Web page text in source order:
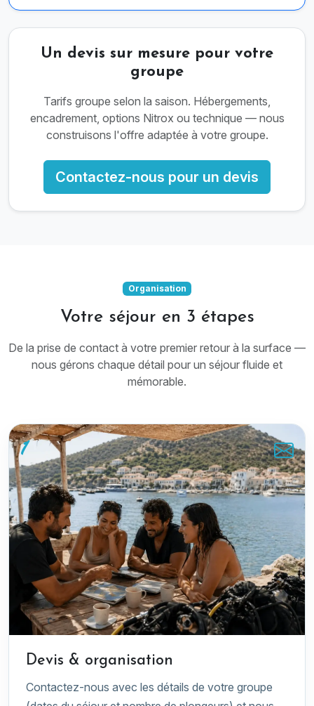
Un devis sur mesure pour votre
groupe
Tarifs groupe selon la saison. Hébergements,
encadrement, options Nitrox ou technique — nous
construisons l'offre adaptée à votre groupe.
Contactez-nous pour un devis
Organisation
Votre séjour en 3 étapes
De la prise de contact à votre premier retour à la surface —
nous gérons chaque détail pour un séjour fluide et
mémorable.
1
Devis & organisation
Contactez-nous avec les détails de votre groupe